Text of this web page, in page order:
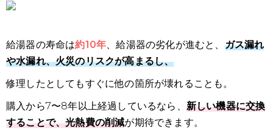
給湯器の寿命は約10年、給湯器の劣化が進むと、 ガス漏れ
や水漏れ、火災のリスクが高まるし、
修理したとしてもすぐに他の箇所が壊れることも。
購入から7〜8年以上経過しているなら、 新しい機器に交換
することで、光熱費の削減が期待できます。